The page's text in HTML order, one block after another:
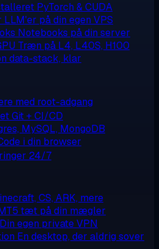
PyTorch & CUDA
LLM'er på din egen VPS
Notebooks på din server
Træn på L4, L40S, H100
data-stack, klar
med root-adgang
Git + CI/CD
MySQL, MongoDB
i din browser
24/7
CS, ARK, mere
tæt på din mægler
Din egen private VPN
En desktop, der aldrig sover